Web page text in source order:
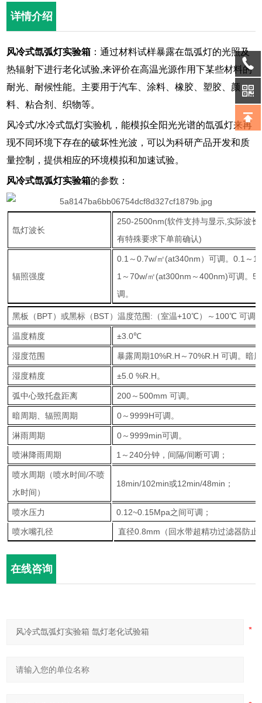
详情介绍
风冷式氙弧灯实验箱 ：通过材料试样暴露在氙弧灯的光照及
热辐射下进行老化试验,来评价在高温光源作用下某些材料的
耐光、耐候性能。主要用于汽车、涂料、橡胶、塑胶、颜
料、粘合剂、织物等。
风冷式/水冷式氙灯实验机，能模拟全阳光光谱的氙弧灯来再
现不同环境下存在的破坏性光波，可以为科研产品开发和质
量控制，提供相应的环境模拟和加速试验。
风冷式氙弧灯实验箱的参数：
氙灯波长
250-2500nm(软件支持与显示,实际波
有特殊要求下单前确认)
辐照强度
0.1～0.7w/㎡(at340nm）可调。0.1～
1～70w/㎡(at300nm～400nm)可调。
调。
黑板（BPT）或黑标（BST）温度范围:（室温+10℃）～100℃ 可调
温度精度 ±3.0℃
湿度范围 暴露周期10%R.H～70%R.H 可调。暗
湿度精度 ±5.0 %R.H。
弧中心致托盘距离 200～500mm 可调。
暗周期、辐照周期 0～9999H可调。
淋雨周期 0～9999min可调。
喷淋降雨周期 1～240分钟，间隔/间断可调；
喷水周期（喷水时间/不喷
水时间）
18min/102min或12min/48min；
喷水压力 0.12~0.15Mpa之间可调；
喷水嘴孔径 直径0.8mm（回水带超精功过滤器防止
在线咨询